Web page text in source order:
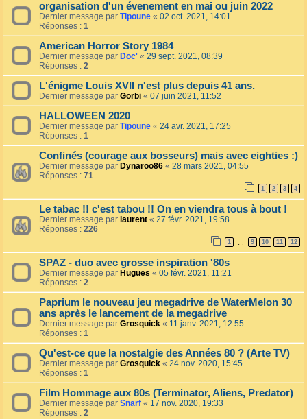
organisation d'un évenement en mai ou juin 2022
Dernier message par Tipoune « 02 oct. 2021, 14:01
Réponses : 1
American Horror Story 1984
Dernier message par Doc' « 29 sept. 2021, 08:39
Réponses : 2
L'énigme Louis XVII n'est plus depuis 41 ans.
Dernier message par Gorbi « 07 juin 2021, 11:52
HALLOWEEN 2020
Dernier message par Tipoune « 24 avr. 2021, 17:25
Réponses : 1
Confinés (courage aux bosseurs) mais avec eighties :)
Dernier message par Dynaroo86 « 28 mars 2021, 04:55
Réponses : 71
1 2 3 4
Le tabac !! c'est tabou !! On en viendra tous à bout !
Dernier message par laurent « 27 févr. 2021, 19:58
Réponses : 226
1 … 9 10 11 12
SPAZ - duo avec grosse inspiration '80s
Dernier message par Hugues « 05 févr. 2021, 11:21
Réponses : 2
Paprium le nouveau jeu megadrive de WaterMelon 30
ans après le lancement de la megadrive
Dernier message par Grosquick « 11 janv. 2021, 12:55
Réponses : 1
Qu'est-ce que la nostalgie des Années 80 ? (Arte TV)
Dernier message par Grosquick « 24 nov. 2020, 15:45
Réponses : 1
Film Hommage aux 80s (Terminator, Aliens, Predator)
Dernier message par Snarf « 17 nov. 2020, 19:33
Réponses : 2